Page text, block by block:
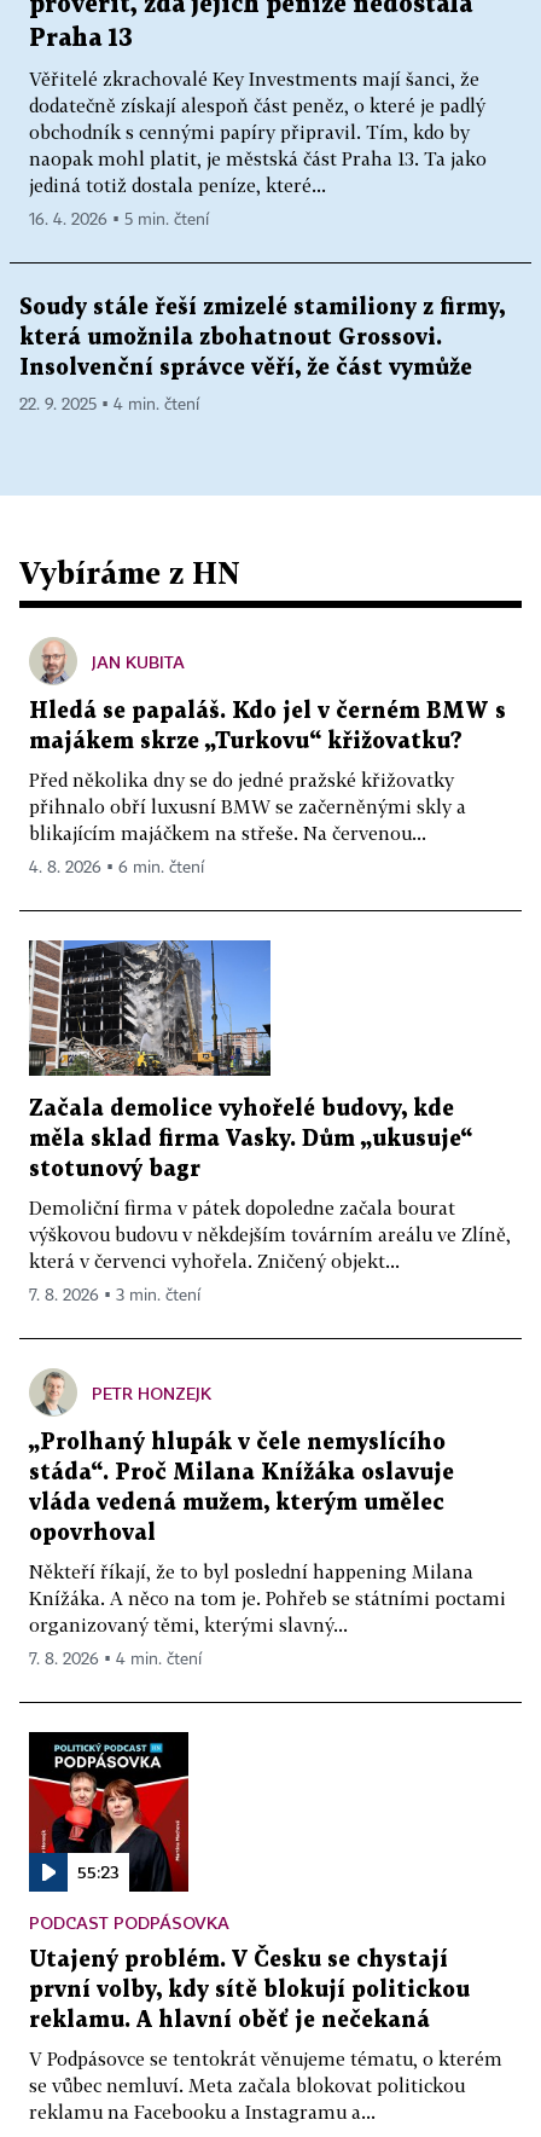
Praha 13
Věřitelé zkrachovalé Key Investments mají šanci, že
dodatečně získají alespoň část peněz, o které je padlý
obchodník s cennými papíry připravil. Tím, kdo by
naopak mohl platit, je městská část Praha 13. Ta jako
jediná totiž dostala peníze, které...
16. 4. 2026 ▪ 5 min. čtení
Soudy stále řeší zmizelé stamiliony z firmy,
která umožnila zbohatnout Grossovi.
Insolvenční správce věří, že část vymůže
22. 9. 2025 ▪ 4 min. čtení
Vybíráme z HN
JAN KUBITA
Hledá se papaláš. Kdo jel v černém BMW s
majákem skrze „Turkovu“ křižovatku?
Před několika dny se do jedné pražské křižovatky
přihnalo obří luxusní BMW se začerněnými skly a
blikajícím majáčkem na střeše. Na červenou...
4. 8. 2026 ▪ 6 min. čtení
Začala demolice vyhořelé budovy, kde
měla sklad firma Vasky. Dům „ukusuje“
stotunový bagr
Demoliční firma v pátek dopoledne začala bourat
výškovou budovu v někdejším továrním areálu ve Zlíně,
která v červenci vyhořela. Zničený objekt...
7. 8. 2026 ▪ 3 min. čtení
PETR HONZEJK
„Prolhaný hlupák v čele nemyslícího
stáda“. Proč Milana Knížáka oslavuje
vláda vedená mužem, kterým umělec
opovrhoval
Někteří říkají, že to byl poslední happening Milana
Knížáka. A něco na tom je. Pohřeb se státními poctami
organizovaný těmi, kterými slavný...
7. 8. 2026 ▪ 4 min. čtení
55:23
PODCAST PODPÁSOVKA
Utajený problém. V Česku se chystají
první volby, kdy sítě blokují politickou
reklamu. A hlavní oběť je nečekaná
V Podpásovce se tentokrát věnujeme tématu, o kterém
se vůbec nemluví. Meta začala blokovat politickou
reklamu na Facebooku a Instagramu a...